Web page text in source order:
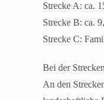
Strecke A: ca.
Strecke B: ca.
Strecke C:
Bei der
An den